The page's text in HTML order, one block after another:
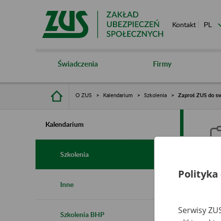
Kontakt
Świadczenia Firmy
O ZUS Kalendarium Szkolenia Zaproś ZUS do
Kalendarium
Szkolenia
Inne
Szkolenia BHP
Polityka
Serwisy